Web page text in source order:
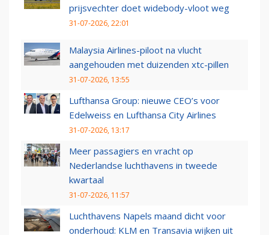
prijsvechter doet widebody-vloot weg
31-07-2026, 22:01
Malaysia Airlines-piloot na vlucht
aangehouden met duizenden xtc-pillen
31-07-2026, 13:55
Lufthansa Group: nieuwe CEO’s voor
Edelweiss en Lufthansa City Airlines
31-07-2026, 13:17
Meer passagiers en vracht op
Nederlandse luchthavens in tweede
kwartaal
31-07-2026, 11:57
Luchthavens Napels maand dicht voor
onderhoud: KLM en Transavia wijken uit